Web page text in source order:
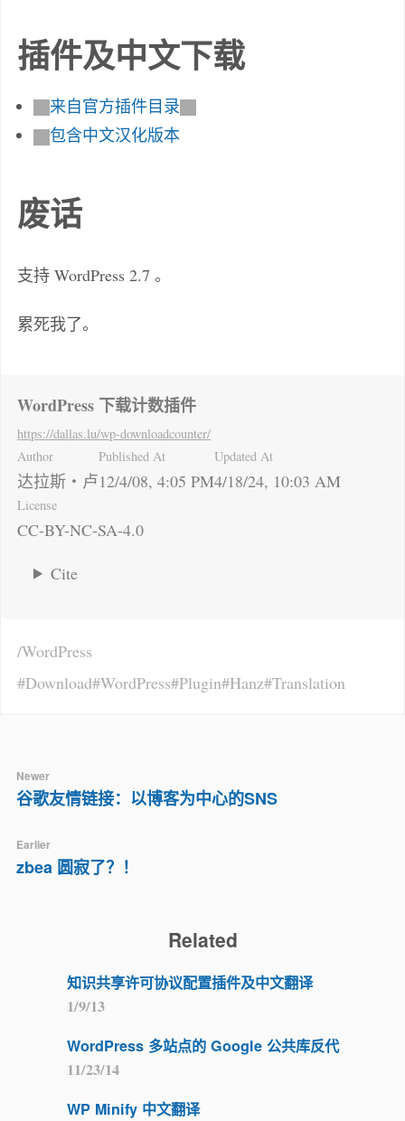
插件及中文下载
来自官方插件目录
包含中文汉化版本
废话
支持 WordPress 2.7 。
累死我了。
WordPress 下载计数插件
https://dallas.lu/wp-downloadcounter/
Author
达拉斯・卢
Published At
12/4/08, 4:05 PM
Updated At
4/18/24, 10:03 AM
License
CC-BY-NC-SA-4.0
Cite
WordPress
Download WordPress Plugin Hanz Translation
Newer
谷歌友情链接：以博客为中心的SNS
Earlier
zbea 圆寂了？！
Related
1/9/13
知识共享许可协议配置插件及中文翻译
11/23/14
WordPress 多站点的 Google 公共库反代
WP Minify 中文翻译